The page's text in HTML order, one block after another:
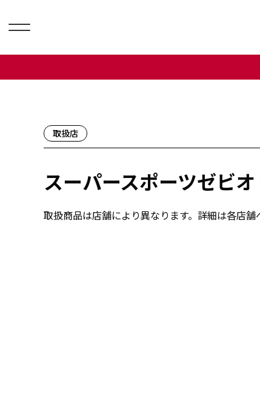
取扱店
スーパースポーツゼビ
取扱商品は店舗により異なります。詳細は各店舗